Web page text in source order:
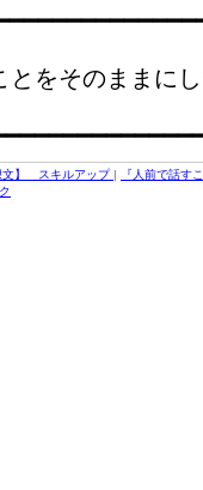
そのままにし
文】 スキルアップ |
『人前で話す